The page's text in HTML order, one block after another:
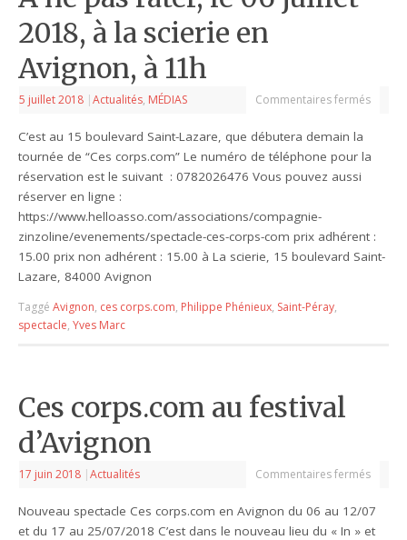
2018, à la scierie en
Avignon, à 11h
5 juillet 2018 |Actualités, MÉDIAS Commentaires fermés
C’est au 15 boulevard Saint-Lazare, que débutera demain la
tournée de “Ces corps.com” Le numéro de téléphone pour la
réservation est le suivant : 0782026476 Vous pouvez aussi
réserver en ligne :
https://www.helloasso.com/associations/compagnie-
zinzoline/evenements/spectacle-ces-corps-com prix adhérent :
15.00 prix non adhérent : 15.00 à La scierie, 15 boulevard Saint-
Lazare, 84000 Avignon
TaggéAvignon, ces corps.com, Philippe Phénieux, Saint-Péray,
spectacle,Yves Marc
Ces corps.com au festival
d’Avignon
17 juin 2018 |Actualités Commentaires fermés
Nouveau spectacle Ces corps.com en Avignon du 06 au 12/07
et du 17 au 25/07/2018 C’est dans le nouveau lieu du « In » et